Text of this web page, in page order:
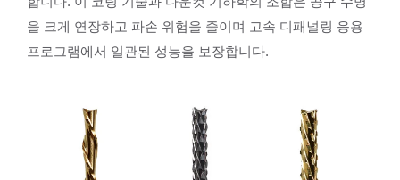
을 크게 연장하고 파손 위험을 줄이며 고속 디패널링 응용
프로그램에서 일관된 성능을 보장합니다.